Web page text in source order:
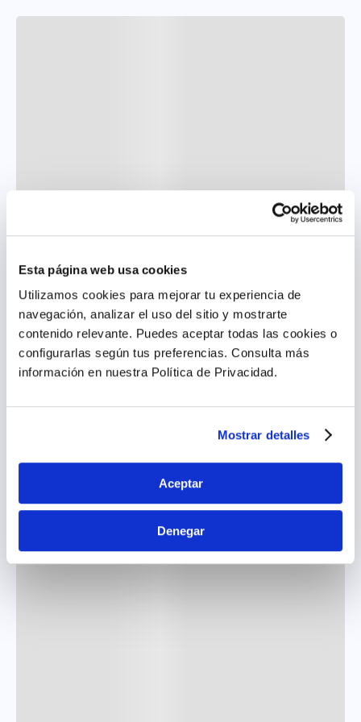
Esta página web usa cookies
Utilizamos cookies para mejorar tu experiencia de
navegación, analizar el uso del sitio y mostrarte
contenido relevante. Puedes aceptar todas las cookies o
configurarlas según tus preferencias. Consulta más
información en nuestra Política de Privacidad.
Mostrar detalles
Aceptar
Denegar